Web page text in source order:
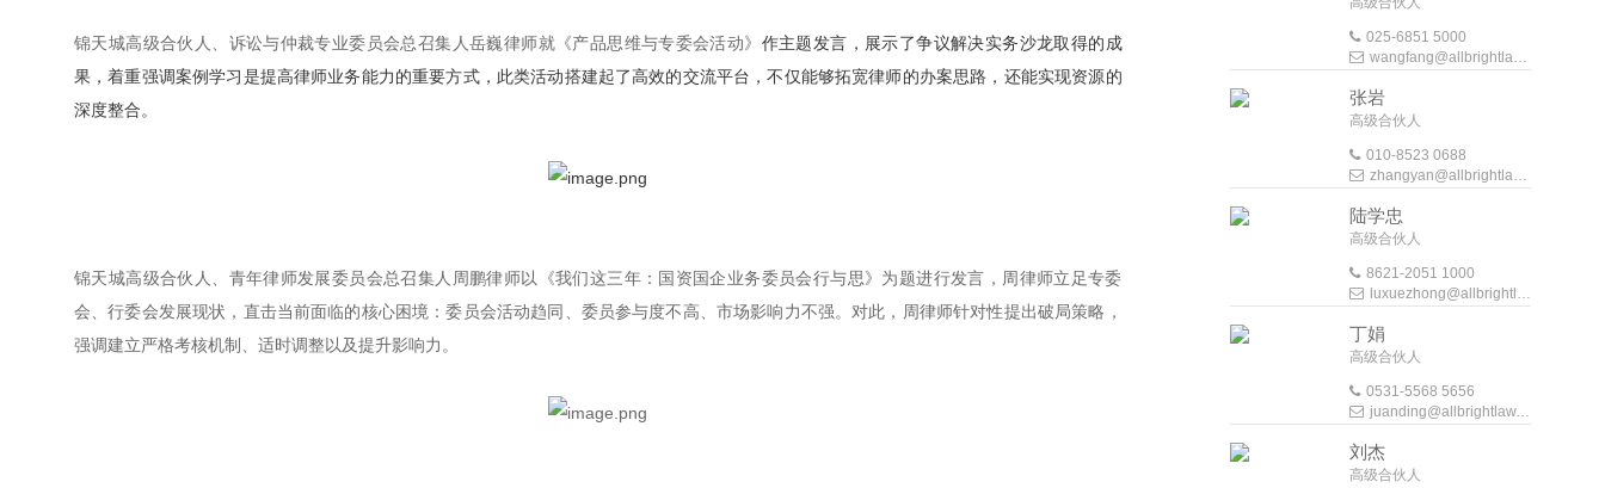
锦天城高级合伙人、诉讼与仲裁专业委员会总召集人岳巍律师就《产品思维与专委会活动》 作主题发言，展示了争议解决实务沙龙取得的成
果，着重强调案例学习是提高律师业务能力的重要方式，此类活动搭建起了高效的交流平台，不仅能够拓宽律师的办案思路，还能实现资源的
深度整合。
锦天城高级合伙人、青年律师发展委员会总召集人周鹏律师以《我们这三年：国资国企业务委员会行与思》为题进行发言，周律师立足专委
会、行委会发展现状，直击当前面临的核心困境：委员会活动趋同、委员参与度不高、市场影响力不强。对此，周律师针对性提出破局策略，
强调建立严格考核机制、适时调整以及提升影响力。
025-6851 5000
wangfang@allbrightlaw.com
张岩
高级合伙人
010-8523 0688
zhangyan@allbrightlaw.com
陆学忠
高级合伙人
8621-2051 1000
luxuezhong@allbrightlaw.com
丁娟
高级合伙人
0531-5568 5656
juanding@allbrightlaw.com
刘杰
高级合伙人